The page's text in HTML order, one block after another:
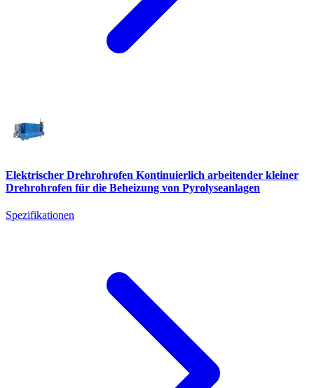
Elektrischer Drehrohrofen Kontinuierlich arbeitender kleiner
Drehrohrofen für die Beheizung von Pyrolyseanlagen
Spezifikationen